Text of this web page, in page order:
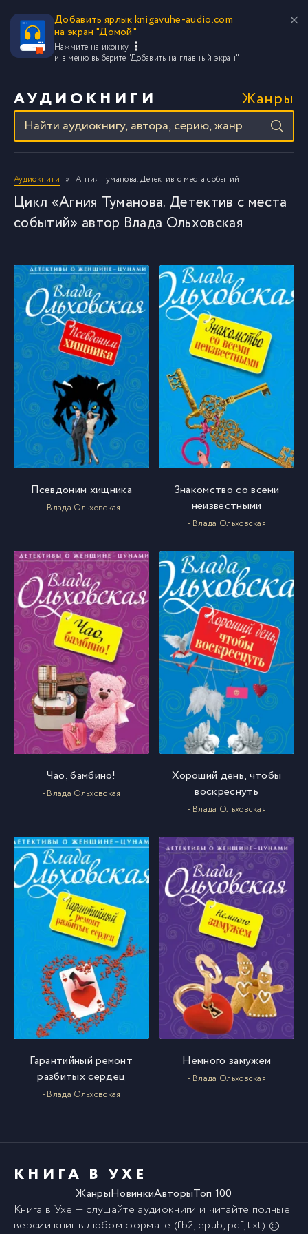
Добавить ярлык knigavuhe-audio.com
на экран "Домой"
Нажмите на иконку
и в меню выберите "Добавить на главный экран"
АУДИОКНИГИ Жанры
Аудиокниги Агния Туманова. Детектив с места событий
Цикл «Агния Туманова. Детектив с места
событий» автор Влада Ольховская
Псевдоним хищника
- Влада Ольховская
Знакомство со всеми
неизвестными
- Влада Ольховская
Чао, бамбино!
- Влада Ольховская
Хороший день, чтобы
воскреснуть
- Влада Ольховская
Гарантийный ремонт
разбитых сердец
- Влада Ольховская
Немного замужем
- Влада Ольховская
КНИГА В УХЕ
ЖанрыНовинкиАвторыТоп 100
Книга в Ухе — слушайте аудиокниги и читайте полные
версии книгв любом формате (fb2, epub, pdf, txt) ©